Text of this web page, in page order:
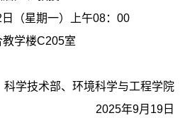
（星期一）上午08：00
学楼C205室
科学技术部、环境科学与工程学院
2025年9月19日